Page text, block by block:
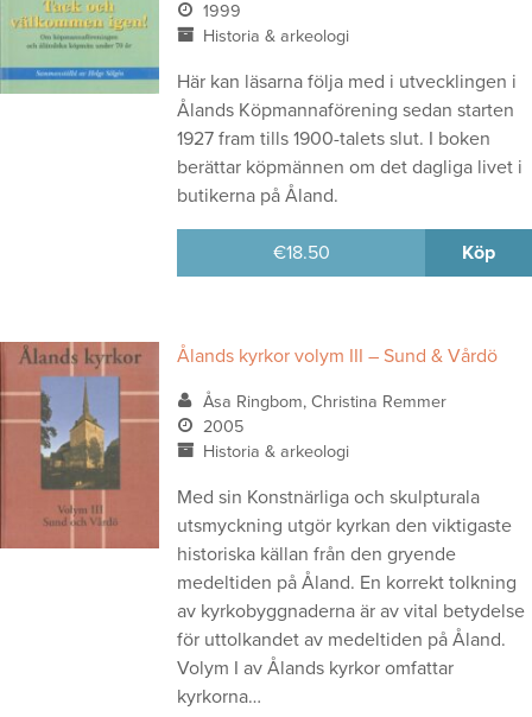
1999
Historia & arkeologi
Här kan läsarna följa med i utvecklingen i
Ålands Köpmannaförening sedan starten
1927 fram tills 1900-talets slut. I boken
berättar köpmännen om det dagliga livet i
butikerna på Åland.
€18.50 Köp
Ålands kyrkor volym III – Sund & Vårdö
Åsa Ringbom, Christina Remmer
2005
Historia & arkeologi
Med sin Konstnärliga och skulpturala
utsmyckning utgör kyrkan den viktigaste
historiska källan från den gryende
medeltiden på Åland. En korrekt tolkning
av kyrkobyggnaderna är av vital betydelse
för uttolkandet av medeltiden på Åland.
Volym I av Ålands kyrkor omfattar
kyrkorna…